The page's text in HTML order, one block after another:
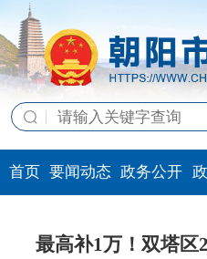
首页 要闻动态 政务公开
最高补1万！双塔区